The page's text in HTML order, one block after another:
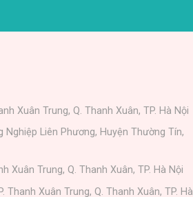
Xuân Trung, Q. Thanh Xuân, TP. Hà Nội
Nghiệp Liên Phương, Huyện Thường Tín,
Xuân Trung, Q. Thanh Xuân, TP. Hà Nội
Thanh Xuân Trung, Q. Thanh Xuân, TP. Hà